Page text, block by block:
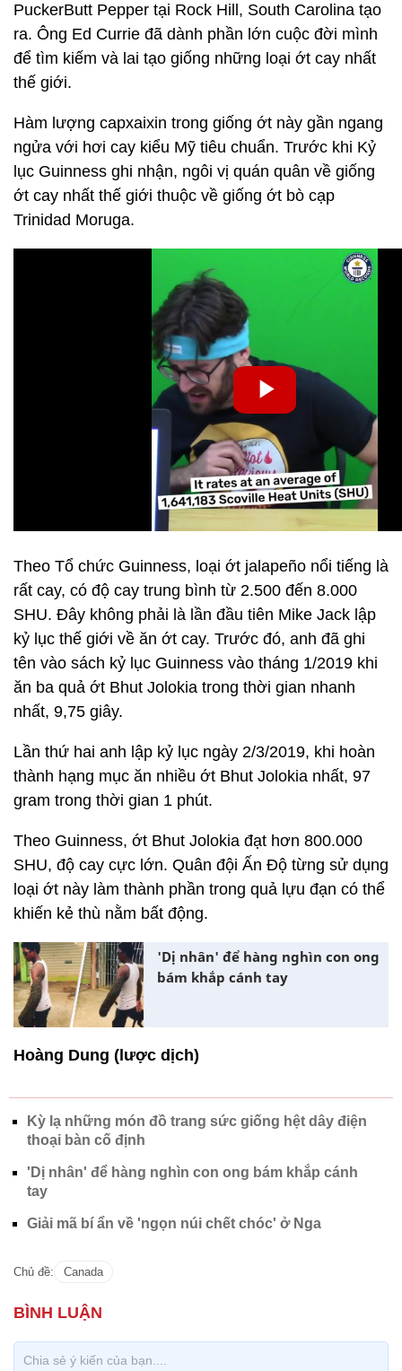
PuckerButt Pepper tại Rock Hill, South Carolina tạo
ra. Ông Ed Currie đã dành phần lớn cuộc đời mình
để tìm kiếm và lai tạo giống những loại ớt cay nhất
thế giới.
Hàm lượng capxaixin trong giống ớt này gần ngang
ngửa với hơi cay kiểu Mỹ tiêu chuẩn. Trước khi Kỷ
lục Guinness ghi nhận, ngôi vị quán quân về giống
ớt cay nhất thế giới thuộc về giống ớt bò cạp
Trinidad Moruga.
Theo Tổ chức Guinness, loại ớt jalapeño nổi tiếng là
rất cay, có độ cay trung bình từ 2.500 đến 8.000
SHU. Đây không phải là lần đầu tiên Mike Jack lập
kỷ lục thế giới về ăn ớt cay. Trước đó, anh đã ghi
tên vào sách kỷ lục Guinness vào tháng 1/2019 khi
ăn ba quả ớt Bhut Jolokia trong thời gian nhanh
nhất, 9,75 giây.
Lần thứ hai anh lập kỷ lục ngày 2/3/2019, khi hoàn
thành hạng mục ăn nhiều ớt Bhut Jolokia nhất, 97
gram trong thời gian 1 phút.
Theo Guinness, ớt Bhut Jolokia đạt hơn 800.000
SHU, độ cay cực lớn. Quân đội Ấn Độ từng sử dụng
loại ớt này làm thành phần trong quả lựu đạn có thể
khiến kẻ thù nằm bất động.
'Dị nhân' để hàng nghìn con ong
bám khắp cánh tay
Hoàng Dung (lược dịch)
Kỳ lạ những món đồ trang sức giống hệt dây điện
thoại bàn cố định
'Dị nhân' để hàng nghìn con ong bám khắp cánh
tay
Giải mã bí ẩn về 'ngọn núi chết chóc' ở Nga
Chủ đề: Canada